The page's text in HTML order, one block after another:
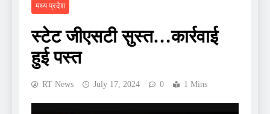
मध्य प्रदेश
स्टेट जीएसटी सुस्त…कार्रवाई
हुई पस्त
RT News July 17, 2024 0 1 Mins